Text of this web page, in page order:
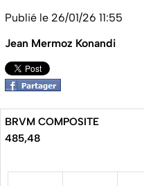
Publié le 26/01/26 11:55
Jean Mermoz Konandi
BRVM COMPOSITE
485,48